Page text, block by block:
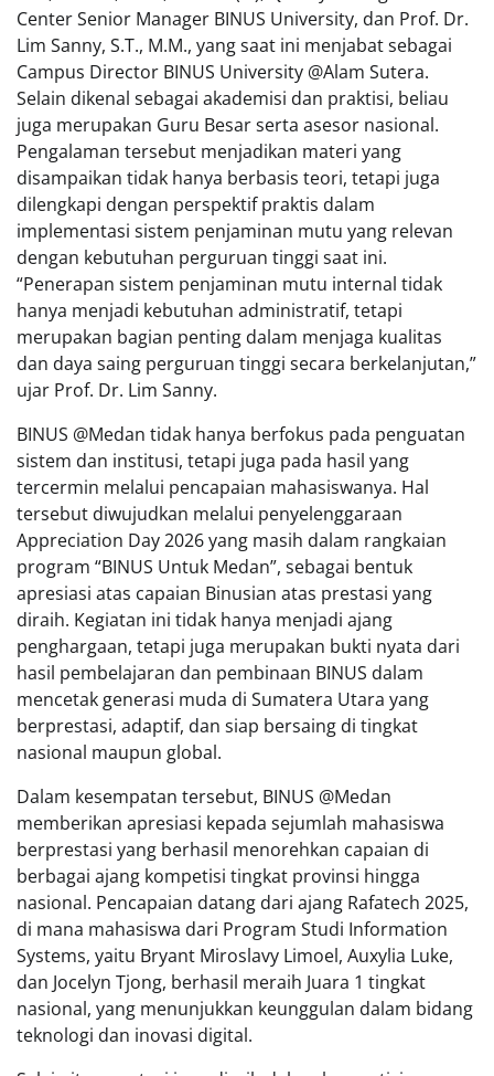
Center Senior Manager BINUS University, dan Prof. Dr.
Lim Sanny, S.T., M.M., yang saat ini menjabat sebagai
Campus Director BINUS University @Alam Sutera.
Selain dikenal sebagai akademisi dan praktisi, beliau
juga merupakan Guru Besar serta asesor nasional.
Pengalaman tersebut menjadikan materi yang
disampaikan tidak hanya berbasis teori, tetapi juga
dilengkapi dengan perspektif praktis dalam
implementasi sistem penjaminan mutu yang relevan
dengan kebutuhan perguruan tinggi saat ini.
“Penerapan sistem penjaminan mutu internal tidak
hanya menjadi kebutuhan administratif, tetapi
merupakan bagian penting dalam menjaga kualitas
dan daya saing perguruan tinggi secara berkelanjutan,”
ujar Prof. Dr. Lim Sanny.
BINUS @Medan tidak hanya berfokus pada penguatan
sistem dan institusi, tetapi juga pada hasil yang
tercermin melalui pencapaian mahasiswanya. Hal
tersebut diwujudkan melalui penyelenggaraan
Appreciation Day 2026 yang masih dalam rangkaian
program “BINUS Untuk Medan”, sebagai bentuk
apresiasi atas capaian Binusian atas prestasi yang
diraih. Kegiatan ini tidak hanya menjadi ajang
penghargaan, tetapi juga merupakan bukti nyata dari
hasil pembelajaran dan pembinaan BINUS dalam
mencetak generasi muda di Sumatera Utara yang
berprestasi, adaptif, dan siap bersaing di tingkat
nasional maupun global.
Dalam kesempatan tersebut, BINUS @Medan
memberikan apresiasi kepada sejumlah mahasiswa
berprestasi yang berhasil menorehkan capaian di
berbagai ajang kompetisi tingkat provinsi hingga
nasional. Pencapaian datang dari ajang Rafatech 2025,
di mana mahasiswa dari Program Studi Information
Systems, yaitu Bryant Miroslavy Limoel, Auxylia Luke,
dan Jocelyn Tjong, berhasil meraih Juara 1 tingkat
nasional, yang menunjukkan keunggulan dalam bidang
teknologi dan inovasi digital.